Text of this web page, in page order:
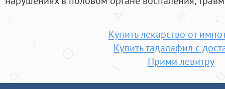
Купить лекарство от
Купить тадалафил с
Прими левитру